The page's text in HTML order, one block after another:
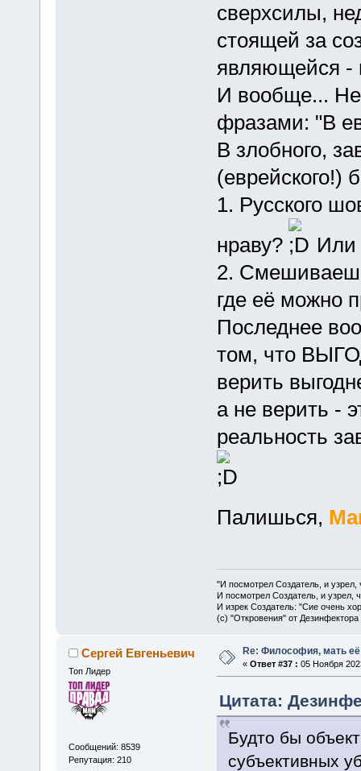
сверхсилы,
стоящей за
являющейся -
И вообще... Не
фразами: "В
В злобного,
(еврейского!)
1. Русского
нраву?
Или
2.
где её можно
Последнее
том, что
верить
а не верить -
реальность
Палишься,
"И посмотрел Создатель, и
И посмотрел Создатель, и узрел,
И изрек Создатель: "Сие очень
(с) "Откровения" от Дезинфектора
Сергей Евгеньевич
Топ Лидер
Сообщений: 8539
Репутация: 210
Re: Философия, мать её
« Ответ #37 : 05 Ноября
Цитата:
Будто бы
субъективных